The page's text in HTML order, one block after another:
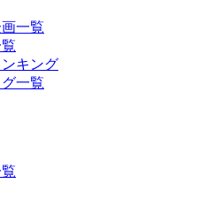
一覧
キング
一覧